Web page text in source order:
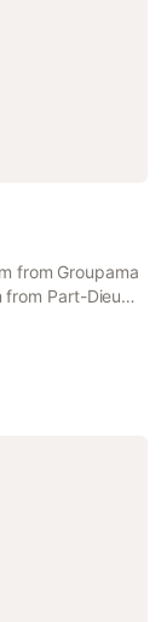
from Groupama
Part-Dieu
dating from